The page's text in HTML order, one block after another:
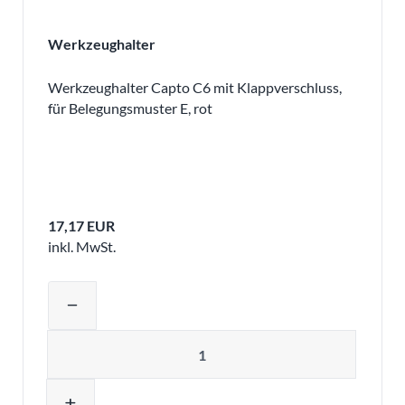
Werkzeughalter
Werkzeughalter Capto C6 mit Klappverschluss,
für Belegungsmuster E, rot
17,17 EUR
inkl. MwSt.
remove